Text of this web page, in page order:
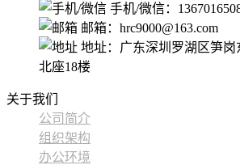
手机/微信：
邮箱：hrc9000@163.com
地址：广东深圳罗湖区笋岗
北座18楼
关于我们
公司简介
组织架构
办公环境